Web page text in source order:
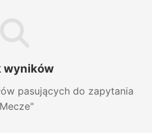
wyników
pasujących do zapytania